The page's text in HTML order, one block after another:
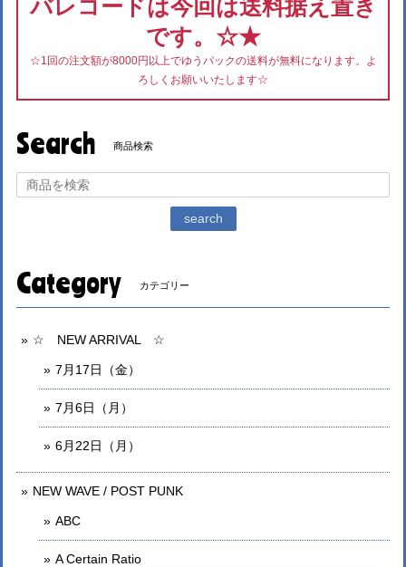
バレコードは今回は送料据え置き
です。☆★
☆1回の注文額が8000円以上でゆうパックの送料が無料になります。よ
ろしくお願いいたします☆
Search 商品検索
search
Category カテゴリー
☆ NEW ARRIVAL ☆
7月17日（金）
7月6日（月）
6月22日（月）
NEW WAVE / POST PUNK
ABC
A Certain Ratio